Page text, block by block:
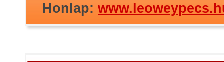
Honlap: